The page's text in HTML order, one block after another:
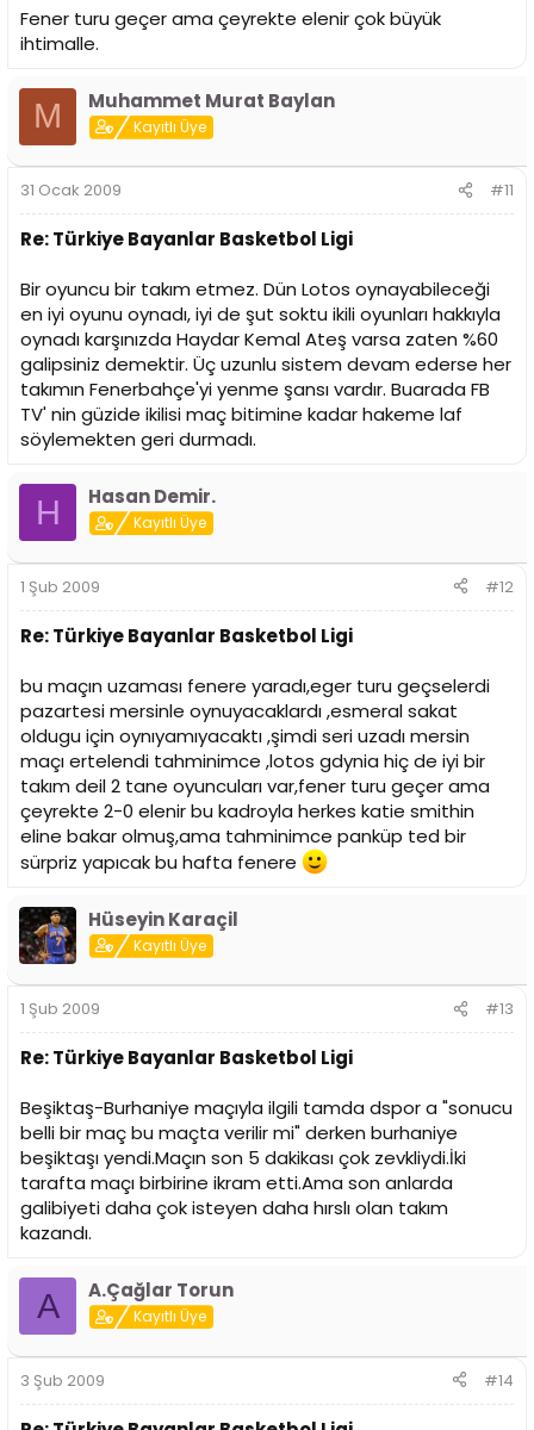
Fener turu geçer ama çeyrekte elenir çok büyük
ihtimalle.
M Muhammet Murat Baylan
Kayıtlı Üye
31 Ocak 2009 #11
Re: Türkiye Bayanlar Basketbol Ligi
Bir oyuncu bir takım etmez. Dün Lotos oynayabileceği
en iyi oyunu oynadı, iyi de şut soktu ikili oyunları hakkıyla
oynadı karşınızda Haydar Kemal Ateş varsa zaten %60
galipsiniz demektir. Üç uzunlu sistem devam ederse her
takımın Fenerbahçe'yi yenme şansı vardır. Buarada FB
TV' nin güzide ikilisi maç bitimine kadar hakeme laf
söylemekten geri durmadı.
H Hasan Demir.
Kayıtlı Üye
1 Şub 2009 #12
Re: Türkiye Bayanlar Basketbol Ligi
bu maçın uzaması fenere yaradı,eger turu geçselerdi
pazartesi mersinle oynuyacaklardı ,esmeral sakat
oldugu için oynıyamıyacaktı ,şimdi seri uzadı mersin
maçı ertelendi tahminimce ,lotos gdynia hiç de iyi bir
takım deil 2 tane oyuncuları var,fener turu geçer ama
çeyrekte 2-0 elenir bu kadroyla herkes katie smithin
eline bakar olmuş,ama tahminimce panküp ted bir
sürpriz yapıcak bu hafta fenere
Hüseyin Karaçil
Kayıtlı Üye
1 Şub 2009 #13
Re: Türkiye Bayanlar Basketbol Ligi
Beşiktaş-Burhaniye maçıyla ilgili tamda dspor a "sonucu
belli bir maç bu maçta verilir mi" derken burhaniye
beşiktaşı yendi.Maçın son 5 dakikası çok zevkliydi.İki
tarafta maçı birbirine ikram etti.Ama son anlarda
galibiyeti daha çok isteyen daha hırslı olan takım
kazandı.
A A.Çağlar Torun
Kayıtlı Üye
3 Şub 2009 #14